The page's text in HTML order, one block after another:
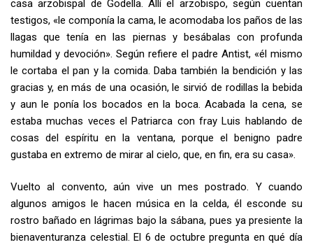
casa arzobispal de Godella. Allí el arzobispo, según cuentan
testigos, «le componía la cama, le acomodaba los paños de las
llagas que tenía en las piernas y besábalas con profunda
humildad y devoción». Según refiere el padre Antist, «él mismo
le cortaba el pan y la comida. Daba también la bendición y las
gracias y, en más de una ocasión, le sirvió de rodillas la bebida
y aun le ponía los bocados en la boca. Acabada la cena, se
estaba muchas veces el Patriarca con fray Luis hablando de
cosas del espíritu en la ventana, porque el benigno padre
gustaba en extremo de mirar al cielo, que, en fin, era su casa».
Vuelto al convento, aún vive un mes postrado. Y cuando
algunos amigos le hacen música en la celda, él esconde su
rostro bañado en lágrimas bajo la sábana, pues ya presiente la
bienaventuranza celestial. El 6 de octubre pregunta en qué día